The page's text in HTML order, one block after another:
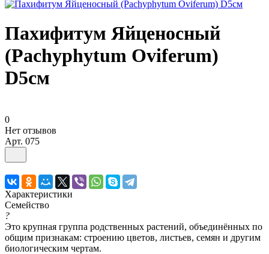
Пахифитум Яйценосный
(Pachyphytum Oviferum)
D5см
0
Нет отзывов
Арт. 075
Характеристики
Семейство
?
Это крупная группа родственных растений, объединённых по
общим признакам: строению цветов, листьев, семян и другим
биологическим чертам.